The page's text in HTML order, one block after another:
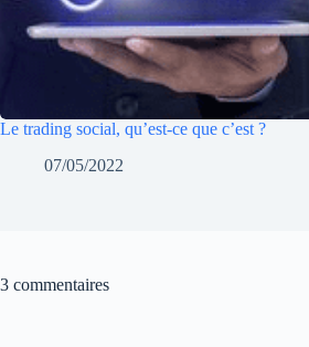
Le trading social, qu’est-ce que c’est ?
07/05/2022
3 commentaires